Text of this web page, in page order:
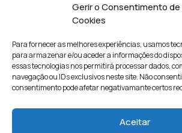
Gerir o Consentimento de
Cookies
Para fornecer as melhores experiências, usamos
para armazenar e/ou aceder a informações do
essas tecnologias nos permitirá processar dados,
navegação ou IDs exclusivos neste site. Não
consentimento pode afetar negativamante certos
Aceitar
Ciências e